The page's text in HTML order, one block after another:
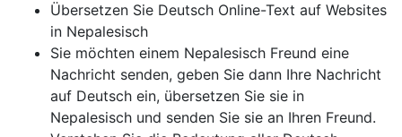
Übersetzen Sie Deutsch Online-Text auf Websites
in Nepalesisch
Sie möchten einem Nepalesisch Freund eine
Nachricht senden, geben Sie dann Ihre Nachricht
auf Deutsch ein, übersetzen Sie sie in
Nepalesisch und senden Sie sie an Ihren Freund.